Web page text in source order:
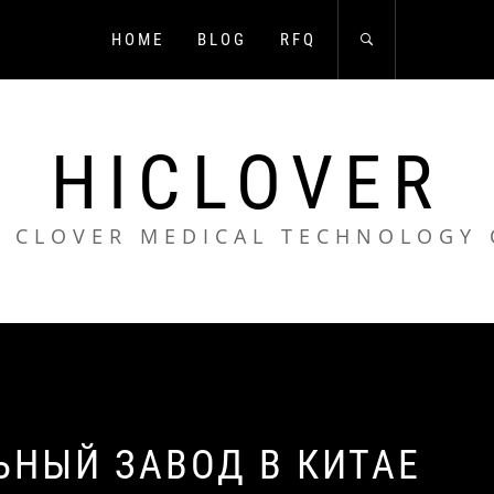
HOME BLOG RFQ
HICLOVER
CLOVER MEDICAL TECHNOLOGY
ЗАВОД В КИТАЕ